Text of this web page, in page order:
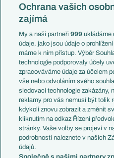
Mistrovství světa
Liga národů
Témata
Představení týmů MS
EuroSkauting
PL v kostce
Evropské koeficienty
Přestupy
Přestupové spekulace
Zranění
Kluby
Arsenal FC
Chelsea FC
Manchester United
Ochrana vašich
zajímá
My a naši partneři999 ukládáme
údaje, jako jsou údaje o
máme k nim přístup. Výběr
technologie podporovaly účely
zpracováváme údaje za účelem
vše nebo odvoláním svého
sledovací technologie zakázány,
reklamy pro vás nemusí být tolik
kdykoli znovu zobrazit a změnit
kliknutím na odkaz Řízení
stránky. Vaše volby se projeví v
podrobnosti naleznete v našich
údajů.